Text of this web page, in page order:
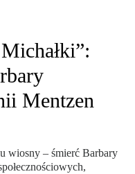
Mentzen
wiosny – śmierć Barbary